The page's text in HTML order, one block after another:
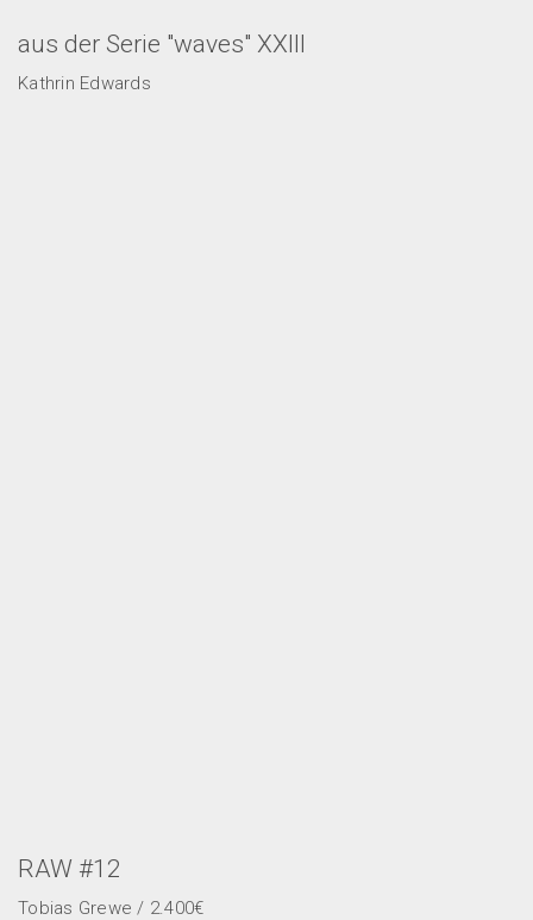
aus der Serie "waves" XXIII
Kathrin Edwards
RAW #12
Tobias Grewe / 2.400€